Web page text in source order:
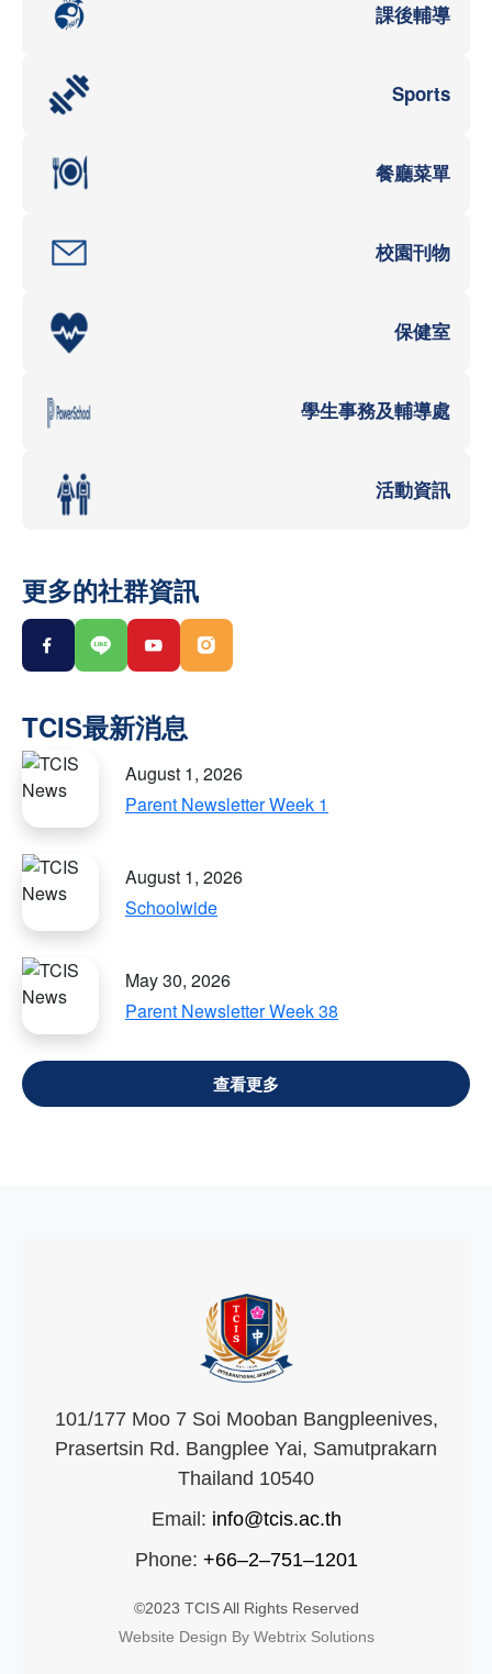
課後輔導
Sports
餐廳菜單
校園刊物
保健室
學生事務及輔導處
活動資訊
更多的社群資訊
August 1, 2026
Parent Newsletter Week 1
August 1, 2026
Schoolwide
May 30, 2026
Parent Newsletter Week 38
VIEW ALL
101/177 Moo 7 Soi Mooban Bangpleenives,
Prasertsin Rd. Bangplee Yai, Samutprakarn
Thailand 10540
Email: info@tcis.ac.th
Phone: +66–2–751–1201
©2023 TCIS All Rights Reserved
Website Design By Webtrix Solutions